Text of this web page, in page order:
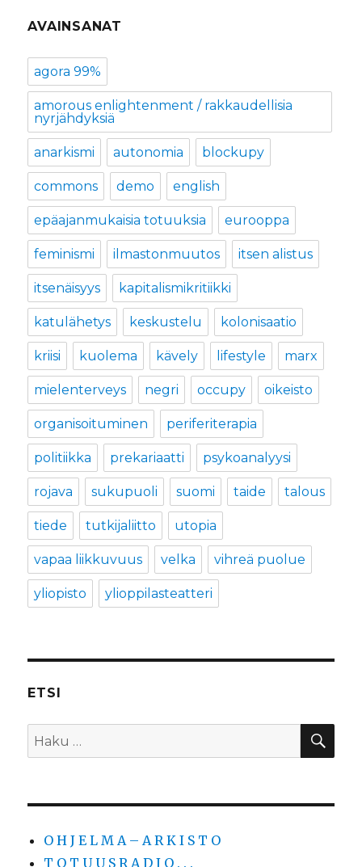
AVAINSANAT
agora 99%
amorous enlightenment / rakkaudellisia
nyrjähdyksiä
anarkismi autonomia blockupy
commons demo english
epäajanmukaisia totuuksia eurooppa
feminismi ilmastonmuutos itsen alistus
itsenäisyys kapitalismikritiikki
katulähetys keskustelu kolonisaatio
kriisi kuolema kävely lifestyle marx
mielenterveys negri occupy oikeisto
organisoituminen periferiterapia
politiikka prekariaatti psykoanalyysi
rojava sukupuoli suomi taide talous
tiede tutkijaliitto utopia
vapaa liikkuvuus velka vihreä puolue
yliopisto ylioppilasteatteri
ETSI
Etsi:
O H J E L M A – A R K I S T O
T O T U U S R A D I O . . .